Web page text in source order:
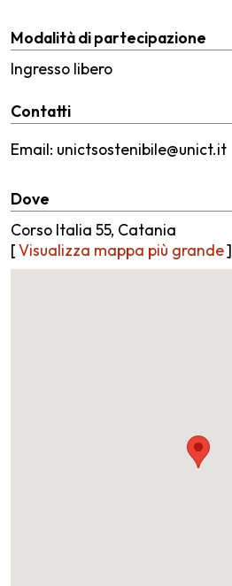
Modalità di partecipazione
Ingresso libero
Contatti
Email: unictsostenibile@unict.it
Dove
Corso Italia 55, Catania
[Visualizza mappa più grande]